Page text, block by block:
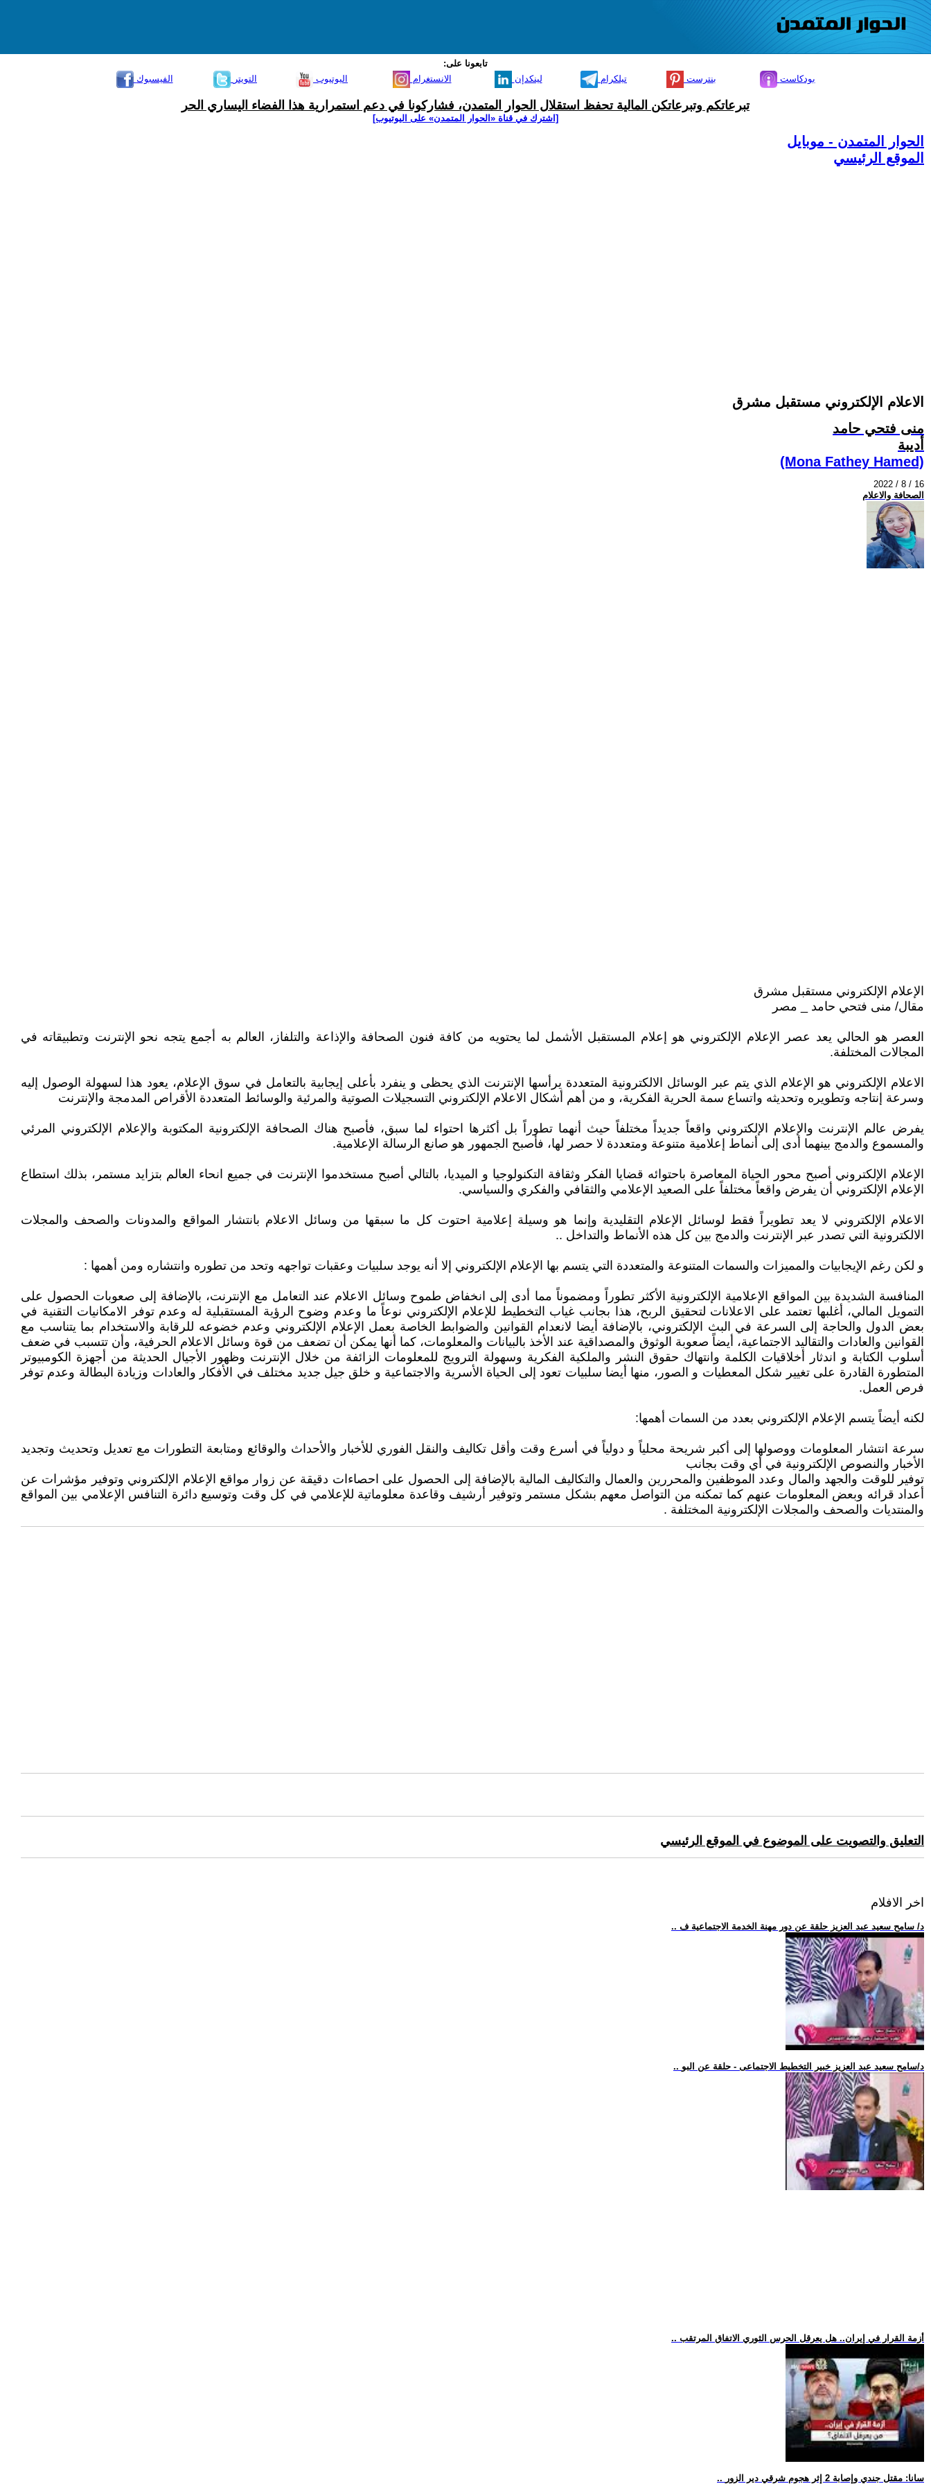
تابعونا على:
الفيسبوك
التويتر اليوتيوب الانستغرام لينكدإن تيلكرام بنترست بودكاست
تبرعاتكم وتبرعاتكن المالية تحفظ استقلال الحوار المتمدن، فشاركونا في دعم استمرارية هذا الفضاء اليساري الحر
[اشترك في قناة ‫«الحوار المتمدن» على اليوتيوب]
الحوار المتمدن - موبايل
الموقع الرئيسي
الاعلام الإلكتروني مستقبل مشرق
منى فتحي حامد
أديبة
(Mona Fathey Hamed)
2022 / 8 / 16
الصحافة والاعلام
الإعلام الإلكتروني مستقبل مشرق
مقال/ منى فتحي حامد _ مصر
العصر هو الحالي يعد عصر الإعلام الإلكتروني هو إعلام المستقبل الأشمل لما يحتويه من كافة فنون الصحافة والإذاعة والتلفاز، العالم به أجمع يتجه نحو الإنترنت وتطبيقاته في
المجالات المختلفة.
الاعلام الإلكتروني هو الإعلام الذي يتم عبر الوسائل الالكترونية المتعددة يرأسها الإنترنت الذي يحظى و ينفرد بأعلى إيجابية بالتعامل في سوق الإعلام، يعود هذا لسهولة الوصول إليه
وسرعة إنتاجه وتطويره وتحديثه واتساع سمة الحرية الفكرية، و من أهم أشكال الاعلام الإلكتروني التسجيلات الصوتية والمرئية والوسائط المتعددة الأقراص المدمجة والإنترنت
يفرض عالم الإنترنت والإعلام الإلكتروني واقعاً جديداً مختلفاً حيث أنهما تطوراً بل أكثرها احتواء لما سبق، فأصبح هناك الصحافة الإلكترونية المكتوبة والإعلام الإلكتروني المرئي
والمسموع والدمج بينهما أدى إلى أنماط إعلامية متنوعة ومتعددة لا حصر لها، فأصبح الجمهور هو صانع الرسالة الإعلامية.
الإعلام الإلكتروني أصبح محور الحياة المعاصرة باحتوائه قضايا الفكر وثقافة التكنولوجيا و الميديا، بالتالي أصبح مستخدموا الإنترنت في جميع انحاء العالم بتزايد مستمر، بذلك استطاع
الإعلام الإلكتروني أن يفرض واقعاً مختلفاً على الصعيد الإعلامي والثقافي والفكري والسياسي.
الاعلام الإلكتروني لا يعد تطويراً فقط لوسائل الإعلام التقليدية وإنما هو وسيلة إعلامية احتوت كل ما سبقها من وسائل الاعلام بانتشار المواقع والمدونات والصحف والمجلات
الالكترونية التي تصدر عبر الإنترنت والدمج بين كل هذه الأنماط والتداخل ..
و لكن رغم الإيجابيات والمميزات والسمات المتنوعة والمتعددة التي يتسم بها الإعلام الإلكتروني إلا أنه يوجد سلبيات وعقبات تواجهه وتحد من تطوره وانتشاره ومن أهمها :
المنافسة الشديدة بين المواقع الإعلامية الإلكترونية الأكثر تطوراً ومضموناً مما أدى إلى انخفاض طموح وسائل الاعلام عند التعامل مع الإنترنت، بالإضافة إلى صعوبات الحصول على
التمويل المالي، أغلبها تعتمد على الاعلانات لتحقيق الربح، هذا بجانب غياب التخطيط للإعلام الإلكتروني نوعاً ما وعدم وضوح الرؤية المستقبلية له وعدم توفر الامكانيات التقنية في
بعض الدول والحاجة إلى السرعة في البث الإلكتروني، بالإضافة أيضا لانعدام القوانين والضوابط الخاصة بعمل الإعلام الإلكتروني وعدم خضوعه للرقابة والاستخدام بما يتناسب مع
القوانين والعادات والتقاليد الاجتماعية، أيضاً صعوبة الوثوق والمصداقية عند الأخذ بالبيانات والمعلومات، كما أنها يمكن أن تضعف من قوة وسائل الاعلام الحرفية، وأن تتسبب في ضعف
أسلوب الكتابة و اندثار أخلاقيات الكلمة وانتهاك حقوق النشر والملكية الفكرية وسهولة الترويج للمعلومات الزائفة من خلال الإنترنت وظهور الأجيال الحديثة من أجهزة الكومبيوتر
المتطورة القادرة على تغيير شكل المعطيات و الصور، منها أيضا سلبيات تعود إلى الحياة الأسرية والاجتماعية و خلق جيل جديد مختلف في الأفكار والعادات وزيادة البطالة وعدم توفر
فرص العمل.
لكنه أيضاً يتسم الإعلام الإلكتروني بعدد من السمات أهمها:
سرعة انتشار المعلومات ووصولها إلى أكبر شريحة محلياً و دولياً في أسرع وقت وأقل تكاليف والنقل الفوري للأخبار والأحداث والوقائع ومتابعة التطورات مع تعديل وتحديث وتجديد
الأخبار والنصوص الإلكترونية في أي وقت بجانب
توفير للوقت والجهد والمال وعدد الموظفين والمحررين والعمال والتكاليف المالية بالإضافة إلى الحصول على احصاءات دقيقة عن زوار مواقع الإعلام الإلكتروني وتوفير مؤشرات عن
أعداد قرائه وبعض المعلومات عنهم كما تمكنه من التواصل معهم بشكل مستمر وتوفير أرشيف وقاعدة معلوماتية للإعلامي في كل وقت وتوسيع دائرة التنافس الإعلامي بين المواقع
والمنتديات والصحف والمجلات الإلكترونية المختلفة .
التعليق والتصويت على الموضوع في الموقع الرئيسي
اخر الافلام
.. د/ سامح سعيد عبد العزيز حلقة عن دور مهنة الخدمة الاجتماعية ف
.. د/سامح سعيد عبد العزيز خبير التخطيط الاجتماعى - حلقة عن البو
.. أزمة القرار في إيران.. هل يعرقل الحرس الثوري الاتفاق المرتقب
.. سانا: مقتل جندي وإصابة 2 إثر هجوم شرقي دير الزور